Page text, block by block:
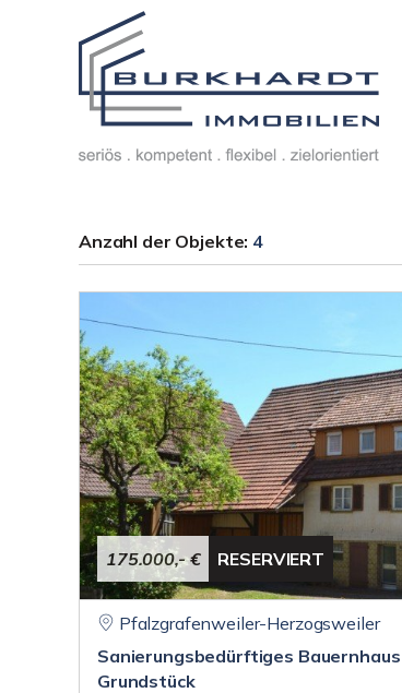
Anzahl der Objekte: 4
175.000,- € RESERVIERT
Pfalzgrafenweiler-Herzogsweiler
Sanierungsbedürftiges
Grundstück